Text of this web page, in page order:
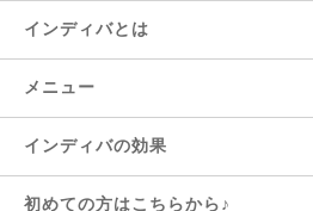
インディバとは
メニュー
インディバの効果
初めての方はこちらから♪